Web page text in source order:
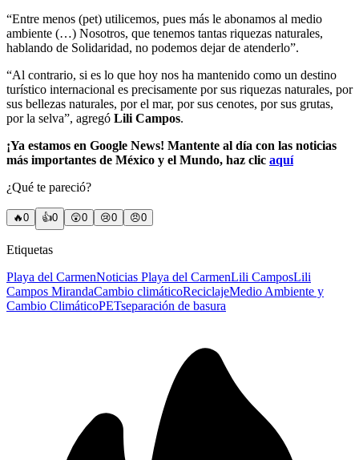
“Entre menos (pet) utilicemos, pues más le abonamos al medio
ambiente (…) Nosotros, que tenemos tantas riquezas naturales,
hablando de Solidaridad, no podemos dejar de atenderlo”.
“Al contrario, si es lo que hoy nos ha mantenido como un destino
turístico internacional es precisamente por sus riquezas naturales, por
sus bellezas naturales, por el mar, por sus cenotes, por sus grutas,
por la selva”, agregó Lili Campos.
¡Ya estamos en Google News! Mantente al día con las noticias
más importantes de México y el Mundo, haz clic aquí
¿Qué te pareció?
🔥0 👍0 😲0 😢0 😠0
Etiquetas
Playa del CarmenNoticias Playa del CarmenLili CamposLili
Campos MirandaCambio climáticoReciclajeMedio Ambiente y
Cambio ClimáticoPETseparación de basura